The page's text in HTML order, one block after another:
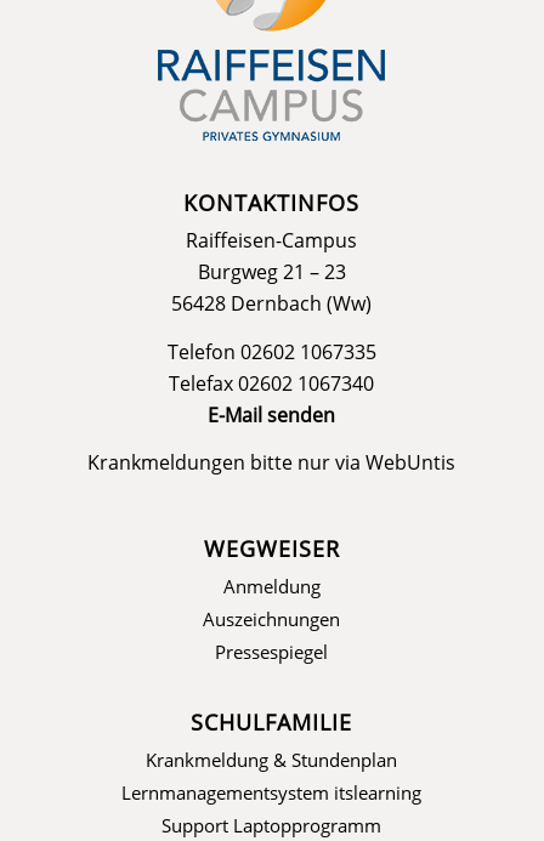
KONTAKTINFOS
Raiffeisen-Campus
Burgweg 21 – 23
56428 Dernbach (Ww)
Telefon 02602 1067335
Telefax 02602 1067340
E-Mail senden
Krankmeldungen bitte nur viaWebUntis
WEGWEISER
Anmeldung
Auszeichnungen
Pressespiegel
SCHULFAMILIE
Krankmeldung & Stundenplan
Lernmanagementsystem itslearning
Support Laptopprogramm